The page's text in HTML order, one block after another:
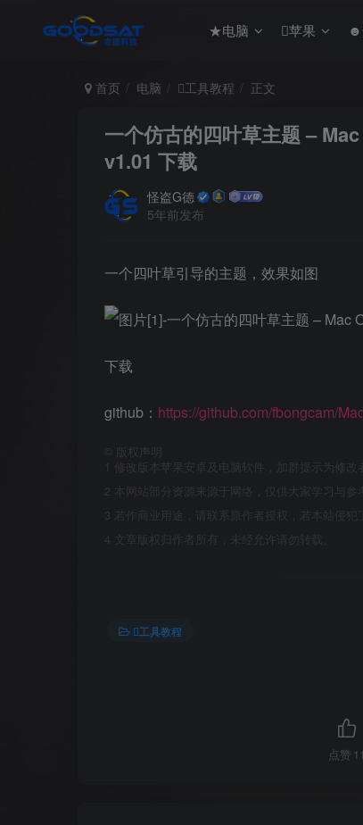
★电脑 苹果 ☻
首页 电脑 工具教程 正文
一个仿古的四叶草主题 –
v1.01 下载
怪盗G德
5年前发布
一个四叶草引导的主题，效果如图
下载
github： https://github.com/fbongcam/
版权声明
1
修改版本苹果安卓及电脑软件，加群提示为修改
2 本网站部分资源来源于网络，仅供大家学习与
3 若作商业用途，请联系原作者授权，若本站侵
4 文章版权归作者所有，未经允许请勿转载。
工具教程
点赞 11